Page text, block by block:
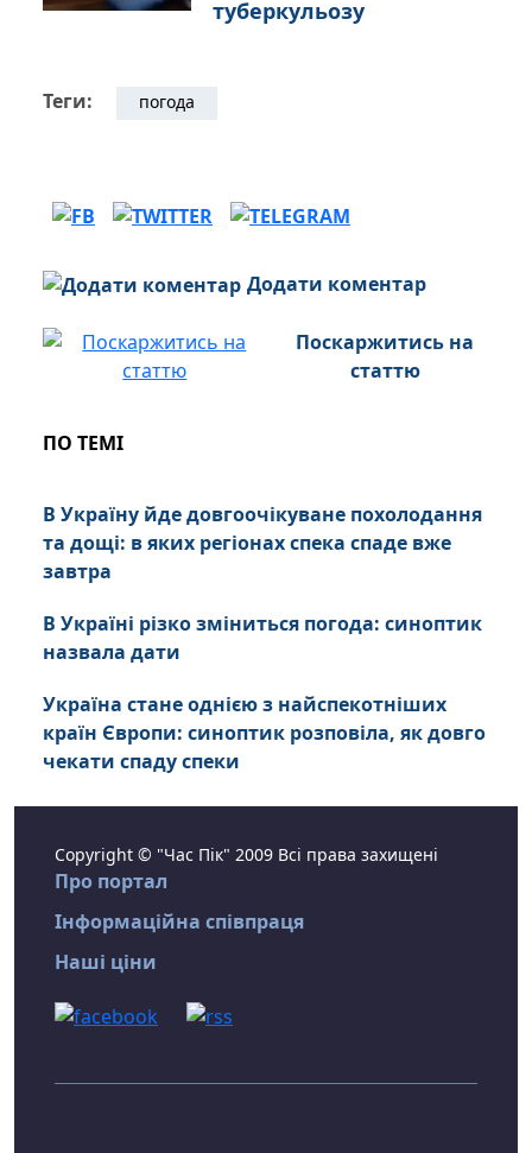
туберкульозу
Теги: погода
Додати коментар
Поскаржитись на
статтю
ПО ТЕМІ
В Україну йде довгоочікуване похолодання
та дощі: в яких регіонах спека спаде вже
завтра
В Україні різко зміниться погода: синоптик
назвала дати
Україна стане однією з найспекотніших
країн Європи: синоптик розповіла, як довго
чекати спаду спеки
Copyright © "Час Пік" 2009 Всі права захищені
Про портал
Інформаційна співпраця
Наші ціни